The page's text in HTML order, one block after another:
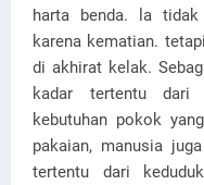
harta benda. la
karena kematian.
di akhirat kelak.
kadar tertentu dari
kebutuhan pokok
pakaian, manusia
tertentu dari